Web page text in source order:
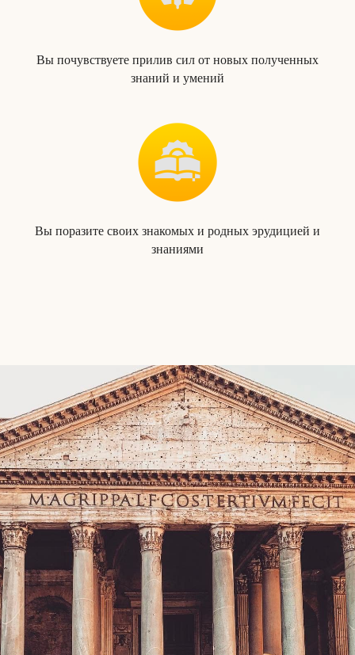
Вы почувствуете прилив сил от новых полученных
знаний и умений
Вы поразите своих знакомых и родных эрудицией и
знаниями